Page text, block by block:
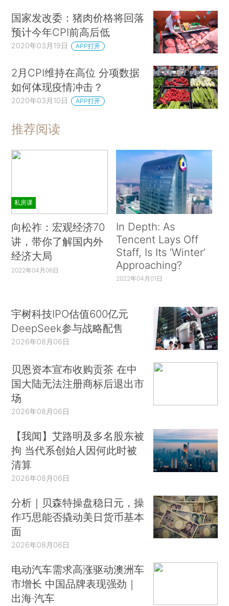
国家发改委：猪肉价格将回落
预计今年CPI前高后低
2020年03月19日 APP打开
2月CPI维持在高位 分项数据
如何体现疫情冲击？
2020年03月10日 APP打开
推荐阅读
私房课
向松祚：宏观经济70
讲，带你了解国内外
经济大局
2022年04月06日
In Depth: As
Tencent Lays Off
Staff, Is Its ‘Winter’
Approaching?
2022年04月01日
宇树科技IPO估值600亿元
DeepSeek参与战略配售
2026年08月06日
贝恩资本宣布收购贡茶 在中
国大陆无法注册商标后退出市
场
2026年08月06日
【我闻】艾路明及多名股东被
拘 当代系创始人因何此时被
清算
2026年08月06日
分析｜贝森特操盘稳日元，操
作巧思能否撬动美日货币基本
面
2026年08月06日
电动汽车需求高涨驱动澳洲车
市增长 中国品牌表现强劲｜
出海·汽车